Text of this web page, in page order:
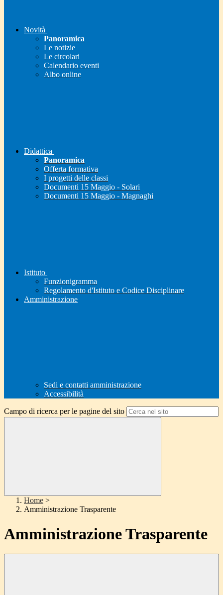
Novità
Panoramica
Le notizie
Le circolari
Calendario eventi
Albo online
Didattica
Panoramica
Offerta formativa
I progetti delle classi
Documenti 15 Maggio - Solari
Documenti 15 Maggio - Magnaghi
Istituto
Funzionigramma
Regolamento d'Istituto e Codice Disciplinare
Amministrazione
Sedi e contatti amministrazione
Accessibilità
Campo di ricerca per le pagine del sito
Home >
Amministrazione Trasparente
Amministrazione Trasparente